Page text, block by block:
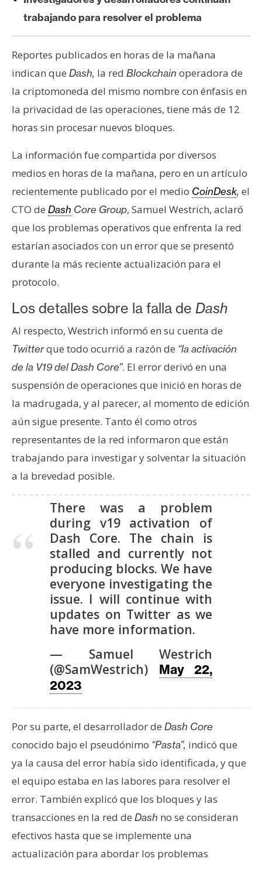
á
s
i
s
N
t
a
s
e
P
r
e
n
s
a
T
e
m
a
s
R
e
c
C
y
u
b
l
i
c
i
d
a
d
trabajando para resolver el problema
Reportes publicados en horas de la mañana
indican que Dash, la red Blockchain operadora de
la criptomoneda del mismo nombre con énfasis en
la privacidad de las operaciones, tiene más de 12
horas sin procesar nuevos bloques.
La información fue compartida por diversos
medios en horas de la mañana, pero en un artículo
recientemente publicado por el medio CoinDesk, el
CTO de Dash Core Group, Samuel Westrich, aclaró
que los problemas operativos que enfrenta la red
estarían asociados con un error que se presentó
durante la más reciente actualización para el
protocolo.
Los detalles sobre la falla de Dash
Al respecto, Westrich informó en su cuenta de
Twitterque todo ocurrió a razón de “la activación
de la V19 del Dash Core”. El error derivó en una
suspensión de operaciones que inició en horas de
la madrugada, y al parecer, al momento de edición
aún sigue presente. Tanto él como otros
representantes de la red informaron que están
trabajando para investigar y solventar la situación
a la brevedad posible.
There was a problem
during v19 activation of
Dash Core. The chain is
stalled and currently not
producing blocks. We have
everyone investigating the
issue. I will continue with
updates on Twitter as we
have more information.
— Samuel Westrich
(@SamWestrich) May 22,
2023
Por su parte, el desarrollador de Dash Core
conocido bajo el pseudónimo “Pasta”, indicó que
ya la causa del error había sido identificada, y que
el equipo estaba en las labores para resolver el
error. También explicó que los bloques y las
transacciones en la red de Dash no se consideran
efectivos hasta que se implemente una
actualización para abordar los problemas